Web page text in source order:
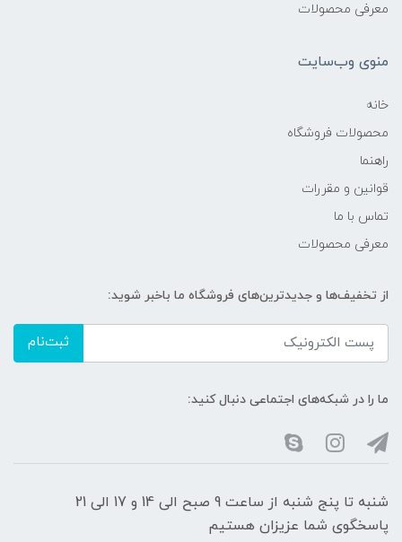
معرفی محصولات
منوی وب‌سایت
خانه
محصولات فروشگاه
راهنما
قوانین و مقررات
تماس با ما
معرفی محصولات
از تخفیف‌ها و جدیدترین‌های فروشگاه ما باخبر شوید:
ثبت‌نام
ما را در شبکه‌های اجتماعی دنبال کنید:
شنبه تا پنج شنبه از ساعت 9 صبح الی 14 و 17 الی 21
پاسخگوی شما عزیزان هستیم